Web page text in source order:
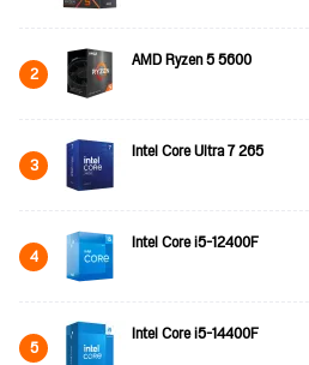
2 AMD Ryzen 5 5600
3 Intel Core Ultra 7 265
4 Intel Core i5-12400F
5 Intel Core i5-14400F